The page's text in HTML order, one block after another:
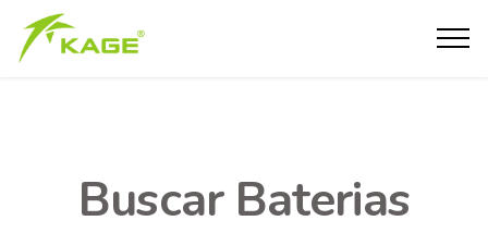
Buscar Baterias